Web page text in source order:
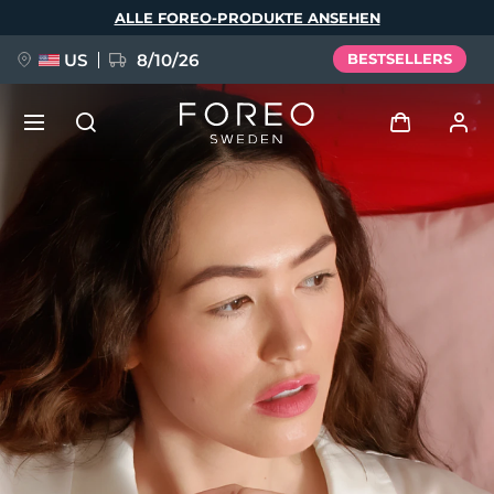
ALLE FOREO-PRODUKTE ANSEHEN
US 8/10/26 BESTSELLERS
Anmelden
Benutzerkonto
Meine Geräte
Meine Bestellungen
Meine Adressen
Meine Abonnements
FAQ™ Pure Beauty-Tech Elixir
BREAKING NEWS
issa™ Teeth Whitening Set
Sprache
English Deutsch
Español
Français
Português
Polski
Svenska
Русский
Türkçe
简体中文 繁體中文